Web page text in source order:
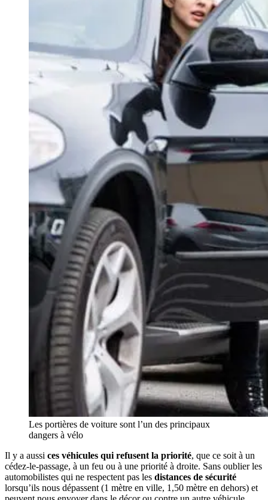
Les portières de voiture sont l’un des principaux
dangers à vélo
Il y a aussi ces véhicules qui refusent la priorité, que ce soit à un
cédez-le-passage, à un feu ou à une priorité à droite. Sans oublier les
automobilistes qui ne respectent pas les distances de sécurité
lorsqu’ils nous dépassent (1 mètre en ville, 1,50 mètre en dehors) et